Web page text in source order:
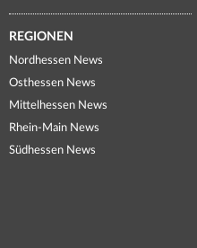
REGIONEN
Nordhessen News
Osthessen News
Mittelhessen News
Rhein-Main News
Südhessen News